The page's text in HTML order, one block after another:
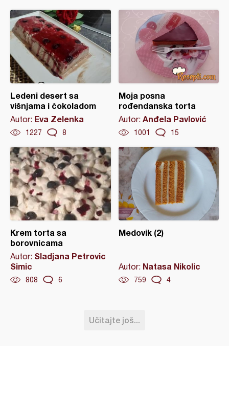
Ledeni desert sa
višnjama i čokoladom
Autor: Eva Zelenka
1227 8
Moja posna
rođendanska torta
Autor: Anđela Pavlović
1001 15
Krem torta sa
borovnicama
Autor: Sladjana Petrovic
Simic
808 6
Medovik (2)
Autor: Natasa Nikolic
759 4
Učitajte još...